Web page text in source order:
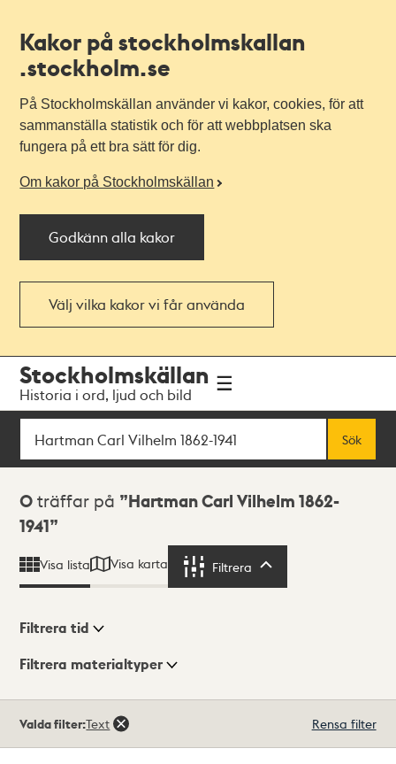
Kakor på stockholmskallan
.stockholm.se
På Stockholmskällan använder vi kakor, cookies, för att
sammanställa statistik och för att webbplatsen ska
fungera på ett bra sätt för dig.
Om kakor på Stockholmskällan
Godkänn alla kakor
Välj vilka kakor vi får använda
navigationen
huvudinnehållet
Stockholmskällan
Historia i ord, ljud och bild
Sök
Sök
Sökresultat
0 träffar på
Hartman Carl Vilhelm 1862-
1941
Visa lista Visa karta Filtrera
Visningsläge
Filtrera tid
Filtrera materialtyper
träffar
Valda filter:Text Rensa filter